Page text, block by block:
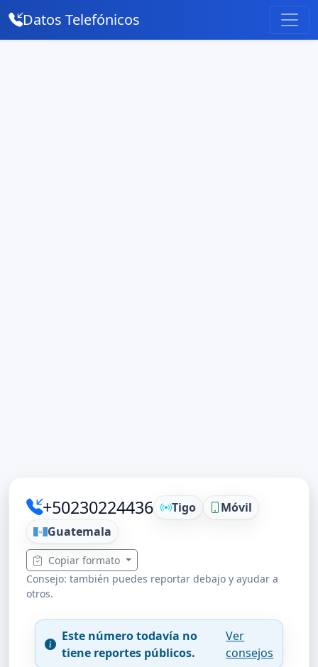
Datos Telefónicos
+50230224436 Tigo
Móvil
Guatemala
Copiar formato
Consejo: también puedes reportar debajo y ayudar a
otros.
Este número todavía no
tiene reportes públicos.
Ver
consejos